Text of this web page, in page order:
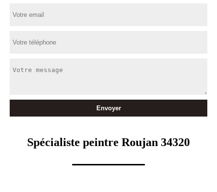
Spécialiste peintre Roujan 34320